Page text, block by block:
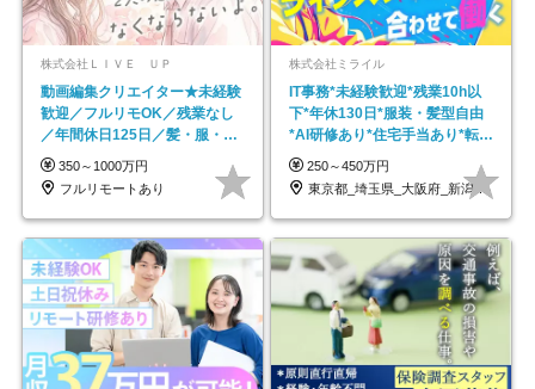
株式会社ＬＩＶＥ ＵＰ
動画編集クリエイター★未経験
歓迎／フルリモOK／残業なし
／年間休日125日／髪・服・ネ
イル自由／研修充実で安心
350～1000万円
フルリモートあり
株式会社ミライル
IT事務*未経験歓迎*残業10h以
下*年休130日*服装・髪型自由
*AI研修あり*住宅手当あり*転勤
なし
250～450万円
東京都_埼玉県_大阪府_新潟県_福岡県